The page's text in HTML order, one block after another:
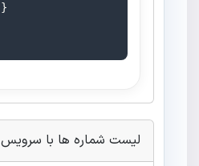
لیست شماره ها با